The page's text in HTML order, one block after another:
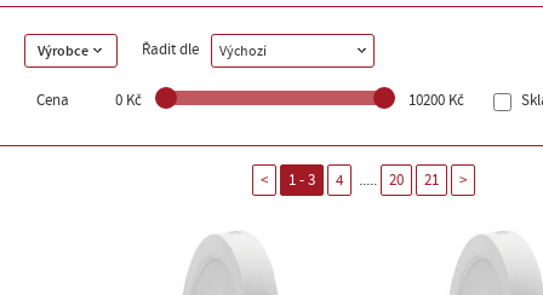
Výrobce Řadit dle Výchozí
Cena 0 Kč 10200 Kč
< 1 - 3 4 ..... 20 21 >